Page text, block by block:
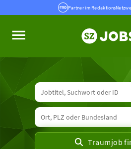
Partner im